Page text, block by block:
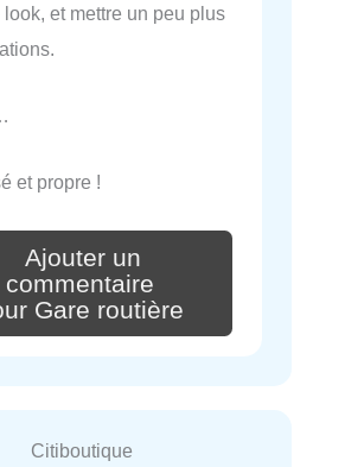
look, et mettre un peu plus
et propre !
Ajouter un
commentaire
Gare routière
Citiboutique